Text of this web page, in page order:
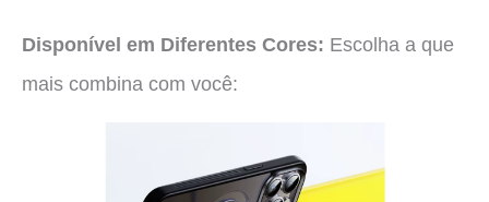
Disponível em Diferentes Cores: Escolha a que
mais combina com você: